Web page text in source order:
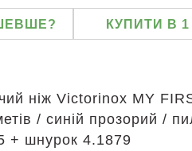
КУПИТИ В 1
ніж Victorinox MY
/ синій прозорий /
+ шнурок 4.1879